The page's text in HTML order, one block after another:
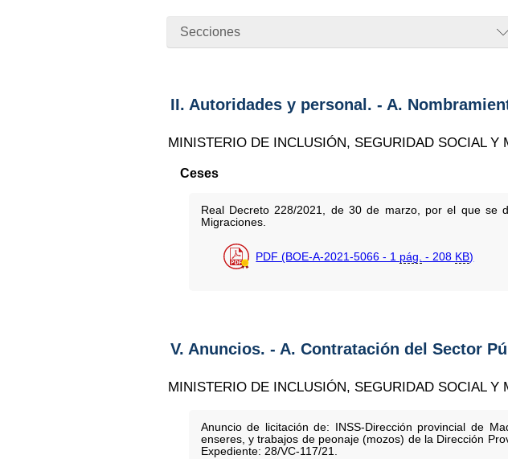
Secciones
II. Autoridades y personal. - A.
MINISTERIO DE INCLUSIÓN, SEGURIDAD SOCIAL Y
Ceses
Real Decreto 228/2021, de 30 de marzo, por el que se
Migraciones.
PDF (BOE-A-2021-5066 - 1 pág. - 208 KB)
V. Anuncios. - A. Contratación del Sector
MINISTERIO DE INCLUSIÓN, SEGURIDAD SOCIAL Y
Anuncio de licitación de: INSS-Dirección provincial de
enseres, y trabajos de peonaje (mozos) de la Dirección
Expediente: 28/VC-117/21.